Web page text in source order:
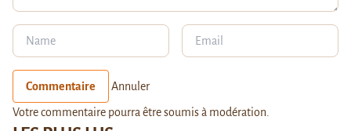
Commentaire Annuler
Votre commentaire pourra être soumis à modération.